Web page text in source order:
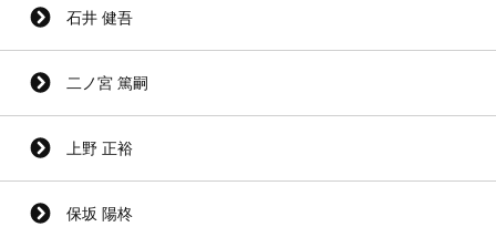
石井 健吾
二ノ宮 篤嗣
上野 正裕
保坂 陽柊